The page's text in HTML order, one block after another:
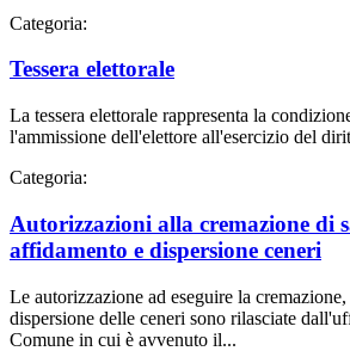
Categoria:
Tessera elettorale
La tessera elettorale rappresenta la
l'ammissione dell'elettore all'esercizio del
Categoria:
Autorizzazioni alla cremazione di
affidamento e dispersione ceneri
Le autorizzazione ad eseguire la
dispersione delle ceneri sono rilasciate
Comune in cui è avvenuto il...